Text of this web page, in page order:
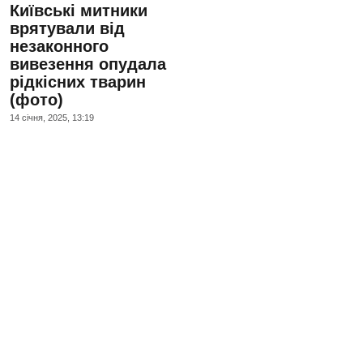
Київські митники
врятували від
незаконного
вивезення опудала
рідкісних тварин
(фото)
14 сiчня, 2025, 13:19